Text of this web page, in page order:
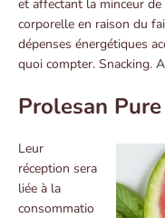
et affectant la minceur
corporelle en raison du
dépenses énergétiques
quoi compter. Snacking.
Prolesan
Leur
réception sera
liée à la
consommatio